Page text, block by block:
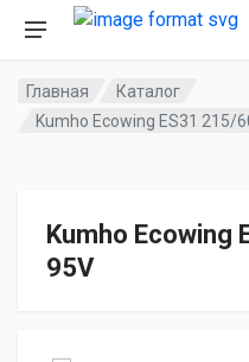
Главная
Каталог
Kumho Ecowing ES31 215/
Kumho Ecowing
95V